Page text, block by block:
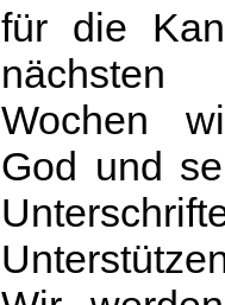
für die
Wochen
God und